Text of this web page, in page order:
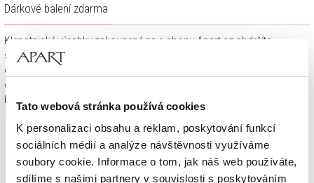
Tato webová stránka používá cookies
K personalizaci obsahu a reklam, poskytování funkcí
sociálních médií a analýze návštěvnosti využíváme
soubory cookie. Informace o tom, jak náš web používáte,
sdílíme s našimi partnery v souvislosti s poskytováním
Dárkové balení zdarma
Klenotnické výrobky zakoupené na e-shopu Apart.cz obdržíte
spolu s dárkovou krabičkou a taštičkou – v závislosti na
objednaném sortimentu. Váš nákup se tak stane krásným
dárkem, který můžete bez dalších příprav věnovat svým
blízkým.